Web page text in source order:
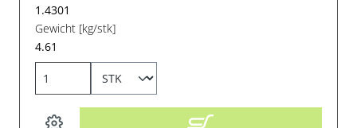
1.4301
Gewicht [kg/stk]
4.61